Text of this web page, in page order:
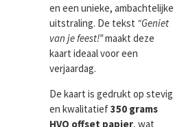
en een unieke, ambachtelijke
uitstraling. De tekst “Geniet
van je feest!”maakt deze
kaart ideaal voor een
verjaardag.
De kaart is gedrukt op stevig
en kwalitatief350 grams
HVO offset papier, wat